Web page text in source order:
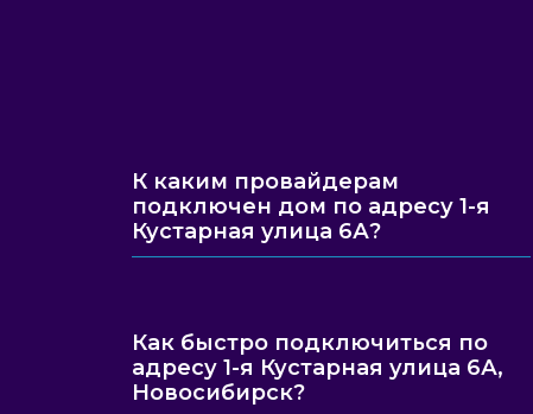
К каким провайдерам
подключен дом по адресу 1-я
Кустарная улица 6А?
Как быстро подключиться по
адресу 1-я Кустарная улица 6А,
Новосибирск?